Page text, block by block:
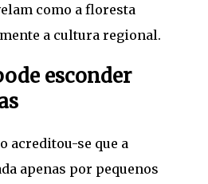
como a floresta
a cultura regional.
esconder
acreditou-se que a
apenas por pequenos